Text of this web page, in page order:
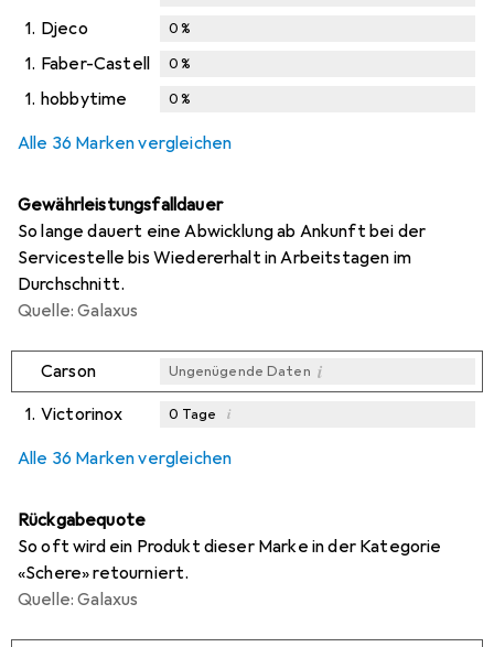
1. Djeco 0%
1. Faber-Castell 0%
1. hobbytime 0%
Alle 36 Marken vergleichen
Gewährleistungsfalldauer
So lange dauert eine Abwicklung ab Ankunft bei der
Servicestelle bis Wiedererhalt in Arbeitstagen im
Durchschnitt.
Quelle: Galaxus
Carson Ungenügende Daten i
1. Victorinox 0 Tage i
Alle 36 Marken vergleichen
Rückgabequote
So oft wird ein Produkt dieser Marke in der Kategorie
«Schere» retourniert.
Quelle: Galaxus